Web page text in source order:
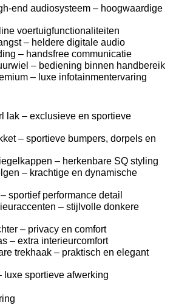
end audiosysteem – hoogwaardige
voertuigfunctionaliteiten
– heldere digitale audio
– handsfree communicatie
– bediening binnen handbereik
– luxe infotainmentervaring
lak – exclusieve en sportieve
– sportieve bumpers, dorpels en
– herkenbare SQ styling
– krachtige en dynamische
sportief performance detail
– stijlvolle donkere
– privacy en comfort
– extra interieurcomfort
trekhaak – praktisch en elegant
sportieve afwerking